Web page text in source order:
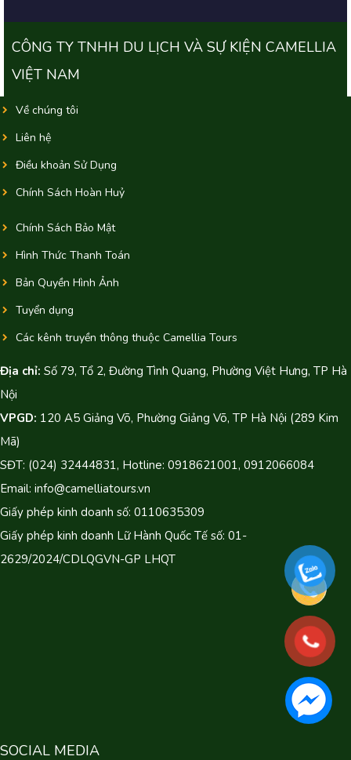
CÔNG TY TNHH DU LỊCH VÀ SỰ KIỆN CAMELLIA
VIỆT NAM
Về chúng tôi
Liên hệ
Điều khoản Sử Dụng
Chính Sách Hoàn Huỷ
Chính Sách Bảo Mật
Hình Thức Thanh Toán
Bản Quyền Hình Ảnh
Tuyển dụng
Các kênh truyền thông thuộc Camellia Tours
Địa chỉ: Số 79, Tổ 2, Đường Tình Quang, Phường Việt Hưng, TP Hà
Nội
VPGD: 120 A5 Giảng Võ, Phường Giảng Võ, TP Hà Nội (289 Kim
Mã)
SĐT: (024) 32444831, Hotline: 0918621001, 0912066084
Email: info@camelliatours.vn
Giấy phép kinh doanh số: 0110635309
Giấy phép kinh doanh Lữ Hành Quốc Tế số: 01-
2629/2024/CDLQGVN-GP LHQT
SOCIAL MEDIA